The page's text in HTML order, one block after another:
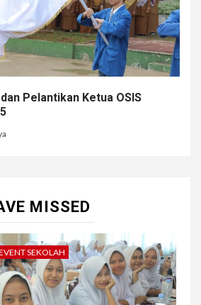
Pelantikan Ketua OSIS
MISSED
SEKOLAH